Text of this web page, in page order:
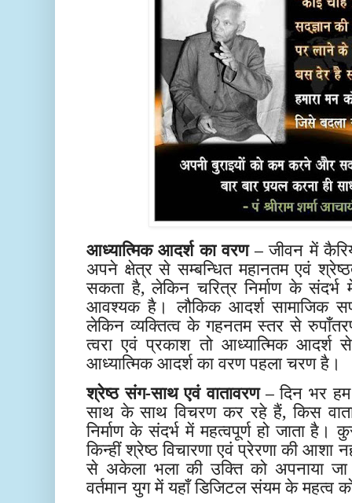
आध्यात्मिक आदर्श का वरण –जीवन में
अपने क्षेत्र से सम्बन्धित महानतम एवं
सकता है, लेकिन चरित्र निर्माण के संदर्भ
आवश्यक है। लौकिक आदर्श सामाजिक
लेकिन व्यक्तित्व के गहनतम स्तर से
त्वरा एवं प्रकाश तो आध्यात्मिक आदर्श
आध्यात्मिक आदर्श का वरण पहला चरण है।
श्रेष्ठ संग-साथ एवं वातावरण –दिन भर हम
साथ के साथ विचरण कर रहे हैं, किस
निर्माण के संदर्भ में महत्वपूर्ण हो जाता
किन्हीं श्रेष्ठ विचारणा एवं प्रेरणा की
से अकेला भला की उक्ति को अपनाया
वर्तमान युग में यहाँ डिजिटल संयम के महत्व